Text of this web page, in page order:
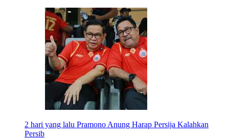
2 hari yang lalu Pramono Anung Harap Persija Kalahkan
Persib